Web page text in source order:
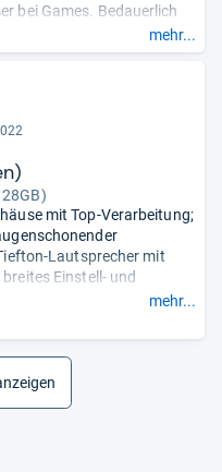
bei Games. Bedauerlich
per SD-Karte erweitern
Redaktion.
mehr...
mit Top-Verarbeitung;
Lautsprecher mit
Einstell- und
Modus; starker Akku mit
...“
mehr...